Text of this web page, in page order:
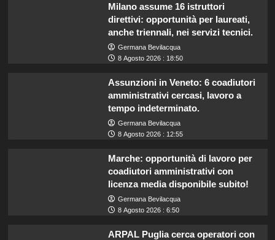
Milano assume 16 istruttori
direttivi: opportunità per laureati,
anche triennali, nei servizi tecnici.
Germana Bevilacqua
8 Agosto 2026 : 18:50
Assunzioni in Veneto: 6 coadiutori
amministrativi cercasi, lavoro a
tempo indeterminato.
Germana Bevilacqua
8 Agosto 2026 : 12:55
Marche: opportunità di lavoro per
coadiutori amministrativi con
licenza media disponibile subito!
Germana Bevilacqua
8 Agosto 2026 : 6:50
ARPAL Puglia cerca operatori con